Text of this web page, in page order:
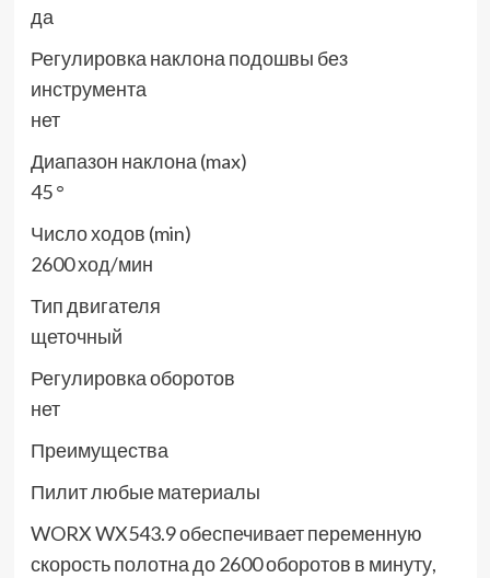
да
Регулировка наклона подошвы без
инструмента
нет
Диапазон наклона (max)
45 °
Число ходов (min)
2600 ход/мин
Тип двигателя
щеточный
Регулировка оборотов
нет
Преимущества
Пилит любые материалы
WORX WX543.9 обеспечивает переменную
скорость полотна до 2600 оборотов в минуту,